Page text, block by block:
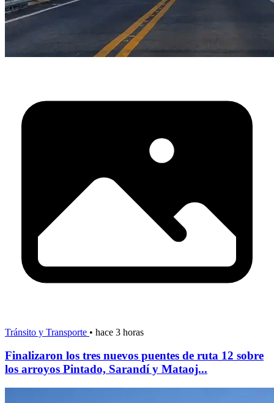
Tránsito y Transporte • hace 3 horas
Finalizaron los tres nuevos puentes de ruta 12 sobre
los arroyos Pintado, Sarandí y Mataoj...